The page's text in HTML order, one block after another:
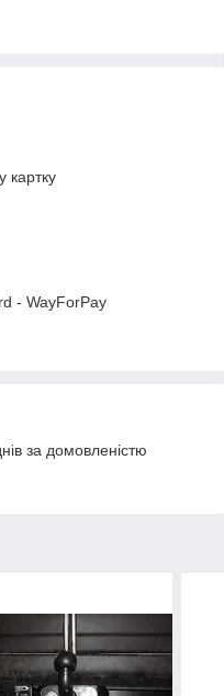
картку
- WayForPay
за домовленістю